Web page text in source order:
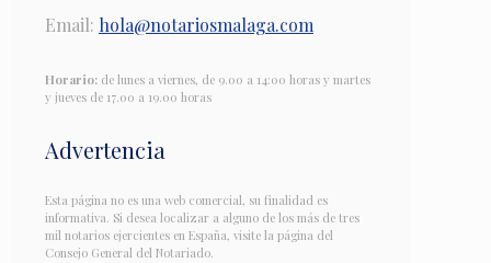
Email: hola@notariosmalaga.com
Horario: de lunes a viernes, de 9.00 a 14:00 horas y martes
y jueves de 17.00 a 19.00 horas
Advertencia
Esta página no es una web comercial, su finalidad es
informativa. Si desea localizar a alguno de los más de tres
mil notarios ejercientes en España, visite la página del
Consejo General del Notariado.